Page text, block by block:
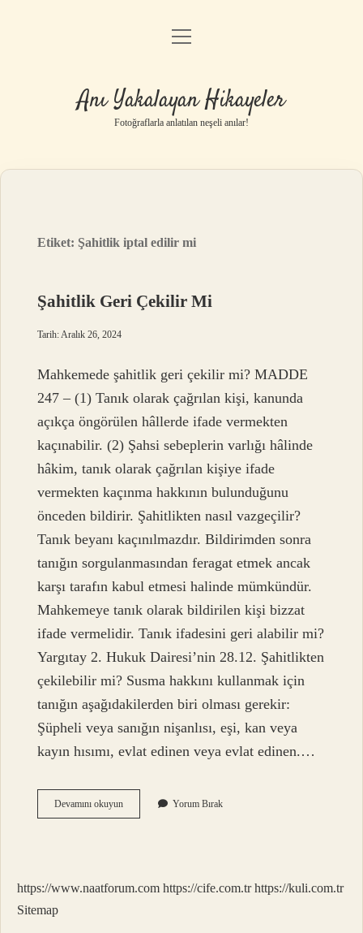
Anasayfa
Yasal Uyarı
menüyü
Anı Yakalayan Hikayeler
Fotoğraflarla anlatılan neşeli anılar!
Etiket: Şahitlik iptal edilir mi
Şahitlik Geri Çekilir Mi
Tarih: Aralık 26, 2024
Mahkemede şahitlik geri çekilir mi? MADDE
247 – (1) Tanık olarak çağrılan kişi, kanunda
açıkça öngörülen hâllerde ifade vermekten
kaçınabilir. (2) Şahsi sebeplerin varlığı hâlinde
hâkim, tanık olarak çağrılan kişiye ifade
vermekten kaçınma hakkının bulunduğunu
önceden bildirir. Şahitlikten nasıl vazgeçilir?
Tanık beyanı kaçınılmazdır. Bildirimden sonra
tanığın sorgulanmasından feragat etmek ancak
karşı tarafın kabul etmesi halinde mümkündür.
Mahkemeye tanık olarak bildirilen kişi bizzat
ifade vermelidir. Tanık ifadesini geri alabilir mi?
Yargıtay 2. Hukuk Dairesi’nin 28.12. Şahitlikten
çekilebilir mi? Susma hakkını kullanmak için
tanığın aşağıdakilerden biri olması gerekir:
Şüpheli veya sanığın nişanlısı, eşi, kan veya
kayın hısımı, evlat edinen veya evlat edinen.…
Devamını okuyunŞahitlik
Geri
Yorum Bırak
https://www.naatforum.com https://cife.com.tr https://kuli.com.tr
Sitemap